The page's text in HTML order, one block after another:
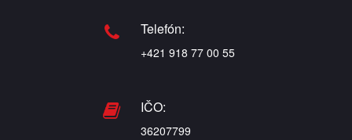
Telefón:
+421 918 77 00 55
IČO:
36207799